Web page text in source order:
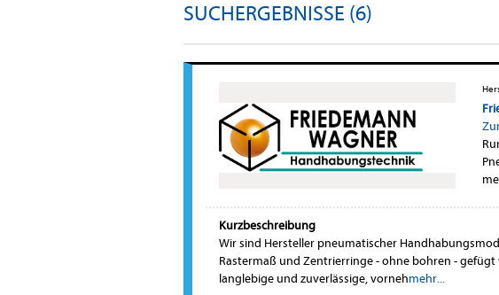
SUCHERGEBNISSE (6)
Kurzbeschreibung
Wir sind Hersteller pneumatischer
Rastermaß und Zentrierringe - ohne bohren -
langlebige und zuverlässige, vornehmehr...